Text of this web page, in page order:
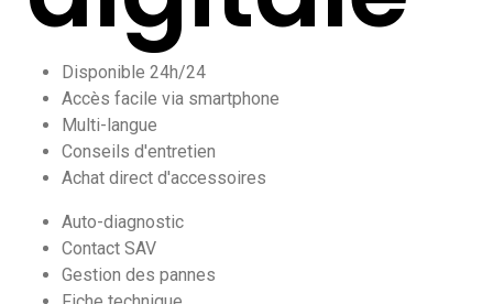
Disponible 24h/24
Accès facile via smartphone
Multi-langue
Conseils d'entretien
Achat direct d'accessoires
Auto-diagnostic
Contact SAV
Gestion des pannes